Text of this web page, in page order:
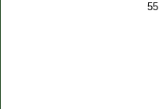
55